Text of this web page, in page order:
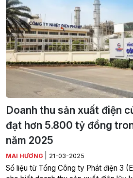
Doanh thu sản xuất điện
đạt hơn 5.800 tỷ đồng
năm 2025
MAI HƯƠNG 21-03-2025
Số liệu từ Tổng Công ty Phát điện 3